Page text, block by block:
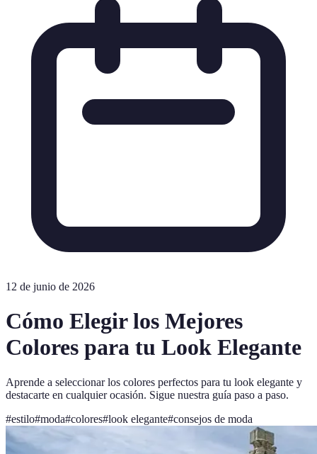
12 de junio de 2026
Cómo Elegir los Mejores
Colores para tu Look Elegante
Aprende a seleccionar los colores perfectos para tu look elegante y
destacarte en cualquier ocasión. Sigue nuestra guía paso a paso.
#estilo#moda#colores#look elegante#consejos de moda